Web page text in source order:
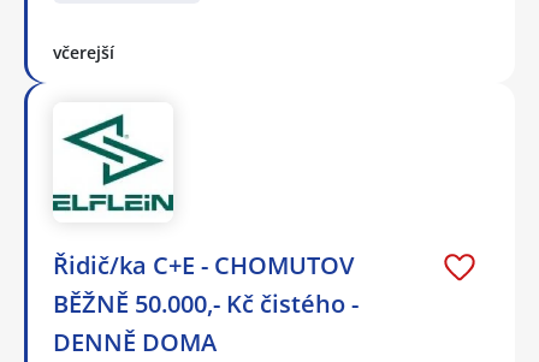
včerejší
Řidič/ka C+E - CHOMUTOV
BĚŽNĚ 50.000,- Kč čistého -
DENNĚ DOMA